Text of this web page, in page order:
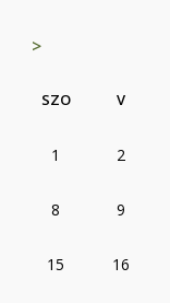
>
SZO V
1 2
8 9
15 16